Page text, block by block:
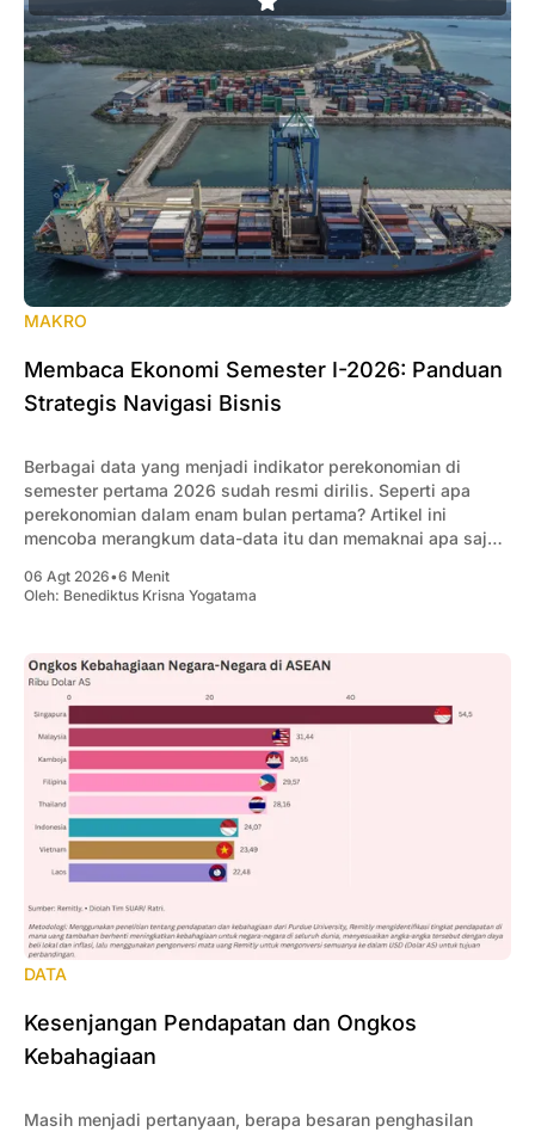
MAKRO
Membaca Ekonomi Semester I-2026: Panduan
Strategis Navigasi Bisnis
Berbagai data yang menjadi indikator perekonomian di
semester pertama 2026 sudah resmi dirilis. Seperti apa
perekonomian dalam enam bulan pertama? Artikel ini
mencoba merangkum data-data itu dan memaknai apa saja
06 Agt 2026•6 Menit
Oleh: Benediktus Krisna Yogatama
DATA
Kesenjangan Pendapatan dan Ongkos
Kebahagiaan
Masih menjadi pertanyaan, berapa besaran penghasilan